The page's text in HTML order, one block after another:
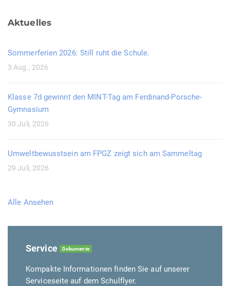
Aktuelles
Sommerferien 2026: Still ruht die Schule.
3 Aug., 2026
Klasse 7d gewinnt den MINT-Tag am Ferdinand-Porsche-
Gymnasium
30 Juli, 2026
Umweltbewusstsein am FPGZ zeigt sich am Sammeltag
29 Juli, 2026
Alle Ansehen
Service Dokumente
Kompakte Informationen finden Sie auf unserer
Serviceseite auf dem Schulflyer.